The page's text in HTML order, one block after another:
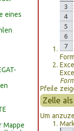
eines
Mappe
Pfeile
Zelle
Um